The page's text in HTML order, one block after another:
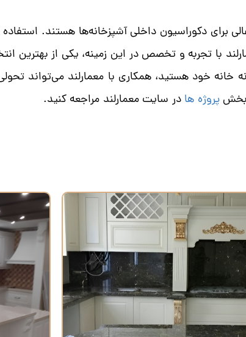
برای دکوراسیون داخلی آشپزخانه‌ها هستند.
با تجربه و تخصص در این زمینه، یکی از بهترین
خانه خود هستید، همکاری با معمارلند می‌تواند
بخشپروژه هادر سایت معمارلند مراجعه کنید.